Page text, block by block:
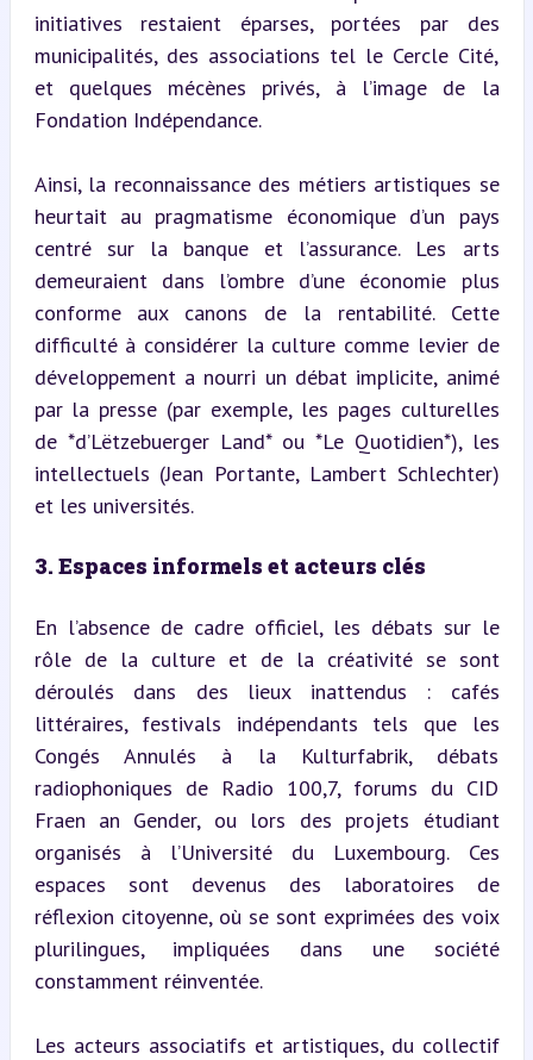
initiatives restaient éparses, portées par des
municipalités, des associations tel le Cercle Cité,
et quelques mécènes privés, à l’image de la
Fondation Indépendance.
Ainsi, la reconnaissance des métiers artistiques se
heurtait au pragmatisme économique d’un pays
centré sur la banque et l’assurance. Les arts
demeuraient dans l’ombre d’une économie plus
conforme aux canons de la rentabilité. Cette
difficulté à considérer la culture comme levier de
développement a nourri un débat implicite, animé
par la presse (par exemple, les pages culturelles
de *d’Lëtzebuerger Land* ou *Le Quotidien*), les
intellectuels (Jean Portante, Lambert Schlechter)
et les universités.
3. Espaces informels et acteurs clés
En l’absence de cadre officiel, les débats sur le
rôle de la culture et de la créativité se sont
déroulés dans des lieux inattendus : cafés
littéraires, festivals indépendants tels que les
Congés Annulés à la Kulturfabrik, débats
radiophoniques de Radio 100,7, forums du CID
Fraen an Gender, ou lors des projets étudiant
organisés à l’Université du Luxembourg. Ces
espaces sont devenus des laboratoires de
réflexion citoyenne, où se sont exprimées des voix
plurilingues, impliquées dans une société
constamment réinventée.
Les acteurs associatifs et artistiques, du collectif